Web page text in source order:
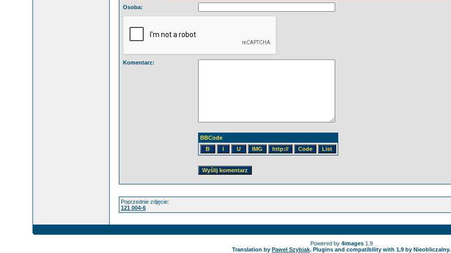
Osoba:
Komentarz:
BBCode
Poprzednie zdjęcie:
121 004-6
Powered by 4images1.9
Translation by Paweł Szybiak. Plugins and compatibility with 1.9 by Nieobliczalny.